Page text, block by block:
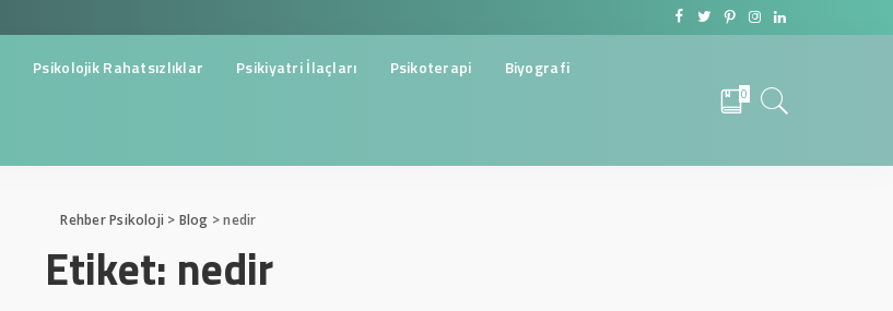
Psikolojik Rahatsızlıklar Psikiyatri İlaçları Psikoterapi Biyografi
0
Rehber Psikoloji > Blog >nedir
Etiket: nedir